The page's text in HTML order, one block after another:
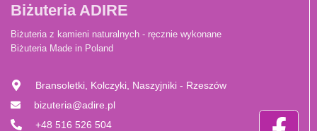
Biżuteria ADIRE
Biżuteria z kamieni naturalnych - ręcznie wykonane
Biżuteria Made in Poland
Bransoletki, Kolczyki, Naszyjniki - Rzeszów
bizuteria@adire.pl
+48 516 526 504